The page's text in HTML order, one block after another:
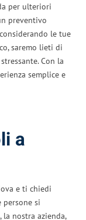
per ulteriori
preventivo
le tue
saremo lieti di
Con la
semplice e
a
e ti chiedi
persone si
la nostra azienda,